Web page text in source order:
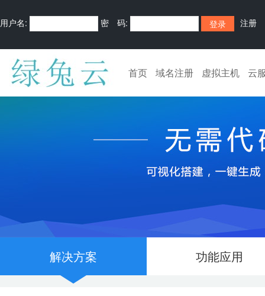
用户名: 密 码: 注册
首页 域名注册 虚拟主机 云
解决方案 功能应用